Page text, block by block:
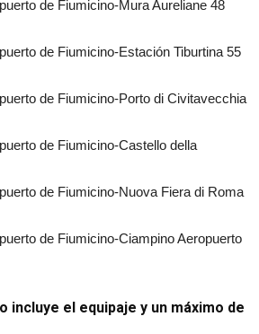
de Fiumicino-Mura Aureliane 48
de Fiumicino-Estación Tiburtina 55
de Fiumicino-Porto di Civitavecchia
de Fiumicino-Castello della
de Fiumicino-Nuova Fiera di Roma
de Fiumicino-Ciampino Aeropuerto
incluye el equipaje y un máximo de